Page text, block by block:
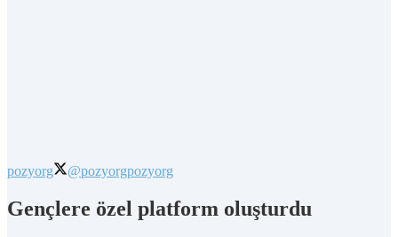
pozyorg @pozyorgpozyorg
Gençlere özel platform oluşturdu